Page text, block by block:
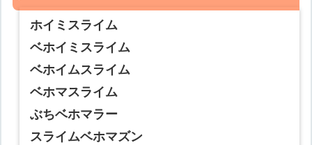
ホイミスライム
ベホイミスライム
ベホイムスライム
ベホマスライム
ぶちベホマラー
スライムベホマズン